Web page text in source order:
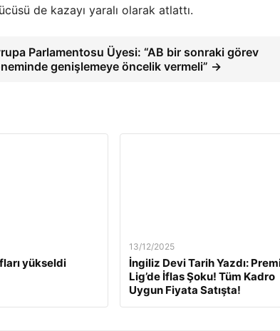
de kazayı yaralı olarak atlattı.
Parlamentosu Üyesi: “AB bir sonraki görev
genişlemeye öncelik vermeli” →
yükseldi
13/12/2025
İngiliz Devi Tarih Yazdı:
Lig’de İflas Şoku! Tüm Kadro
Uygun Fiyata Satışta!